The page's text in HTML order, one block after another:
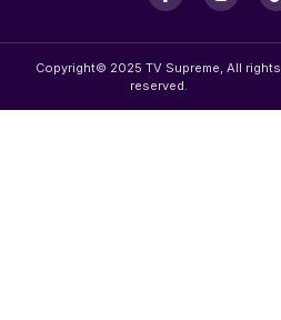
Copyright© 2025 TV Supreme, All rights
reserved.